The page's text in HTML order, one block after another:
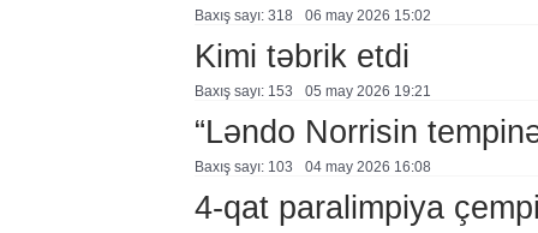
Baxış sayı: 318 06 may 2026 15:02
Kimi təbrik etdi
Baxış sayı: 153 05 may 2026 19:21
“Ləndo Norrisin
Baxış sayı: 103 04 may 2026 16:08
4-qat paralimpiya